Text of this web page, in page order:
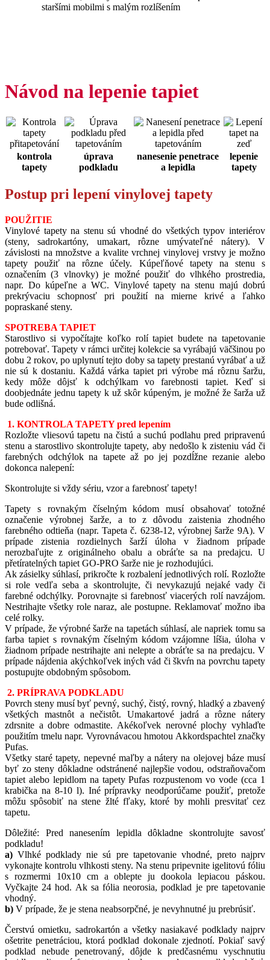
staršími mobilmi s malým rozlíšením
Návod na lepenie tapiet
kontrola
tapety
úprava
podkladu
nanesenie penetrace
a lepidla
lepenie
tapety
Postup pri lepení vinylovej tapety
POUŽITIE
Vinylové tapety na stenu sú vhodné do všetkých typov interiérov
(steny, sadrokartóny, umakart, rôzne umývateľné nátery). V
závislosti na množstve a kvalite vrchnej vinylovej vrstvy je možno
tapety použiť na rôzne účely. Kúpeľňové tapety na stenu s
označením (3 vlnovky) je možné použiť do vlhkého prostredia,
napr. Do kúpeľne a WC. Vinylové tapety na stenu majú dobrú
prekrývaciu schopnosť pri použití na mierne krivé a ľahko
popraskané steny.
SPOTREBA TAPIET
Starostlivo si vypočítajte koľko rolí tapiet budete na tapetovanie
potrebovať. Tapety v rámci určitej kolekcie sa vyrábajú väčšinou po
dobu 2 rokov, po uplynutí tejto doby sa tapety prestanú vyrábať a už
nie sú k dostaniu. Každá várka tapiet pri výrobe má rôznu šaržu,
kedy môže dôjsť k odchýlkam vo farebnosti tapiet. Keď si
doobjednáte jednu tapety k už skôr kúpeným, je možné že šarža už
bude odlišná.
1. KONTROLA TAPETY pred lepením
Rozložte vliesovú tapetu na čistú a suchú podlahu pred pripravenú
stenu a starostlivo skontrolujte tapety, aby nedošlo k zisteniu vád či
farebných odchýlok na tapete až po jej pozdĺžne rezanie alebo
dokonca nalepení:
Skontrolujte si vždy sériu, vzor a farebnosť tapety!
Tapety s rovnakým číselným kódom musí obsahovať totožné
označenie výrobnej šarže, a to z dôvodu zaistenia zhodného
farebného odtieňa (napr. Tapeta č. 6238-12, výrobnej šarže 9A). V
prípade zistenia rozdielnych šarží úloha v žiadnom prípade
nerozbaľujte z originálneho obalu a obráťte sa na predajcu. U
přetíratelných tapiet GO-PRO šarže nie je rozhodujúci.
Ak zásielky súhlasí, prikročte k rozbalení jednotlivých rolí. Rozložte
si role vedľa seba a skontrolujte, či nevykazujú nejaké vady či
farebné odchýlky. Porovnajte si farebnosť viacerých rolí navzájom.
Nestrihajte všetky role naraz, ale postupne. Reklamovať možno iba
celé rolky.
V prípade, že výrobné šarže na tapetách súhlasí, ale napriek tomu sa
farba tapiet s rovnakým číselným kódom vzájomne líšia, úloha v
žiadnom prípade nestrihajte ani nelepte a obráťte sa na predajcu. V
prípade nájdenia akýchkoľvek iných vád či škvŕn na povrchu tapety
postupujte obdobným spôsobom.
2. PRÍPRAVA PODKLADU
Povrch steny musí byť pevný, suchý, čistý, rovný, hladký a zbavený
všetkých mastnôt a nečistôt. Umakartové jadrá a rôzne nátery
zdrsnite a dobre odmastite. Akékoľvek nerovné plochy vyhlaďte
použitím tmelu napr. Vyrovnávacou hmotou Akkordspachtel značky
Pufas.
Všetky staré tapety, nepevné maľby a nátery na olejovej báze musí
byť zo steny dôkladne odstránené najlepšie vodou, odstraňovačom
tapiet alebo lepidlom na tapety Pufas rozpustenom vo vode (cca 1
krabička na 8-10 l). Iné prípravky neodporúčame použiť, pretože
môžu spôsobiť na stene žlté fľaky, ktoré by mohli presvitať cez
tapetu.
Dôležité: Pred nanesením lepidla dôkladne skontrolujte savosť
podkladu!
a)Vlhké podklady nie sú pre tapetovanie vhodné, preto najprv
vykonajte kontrolu vlhkosti steny. Na stenu pripevnite igelitovú fóliu
s rozmermi 10x10 cm a oblepte ju dookola lepiacou páskou.
Vyčkajte 24 hod. Ak sa fólia neorosia, podklad je pre tapetovanie
vhodný.
b) V prípade, že je stena neabsorpčné, je nevyhnutné ju prebrúsiť.
Čerstvú omietku, sadrokartón a všetky nasiakavé podklady najprv
ošetrite penetráciou, ktorá podklad dokonale zjednotí. Pokiaľ savý
podklad nebude penetrovaný, dôjde k predčasnému vyschnutiu